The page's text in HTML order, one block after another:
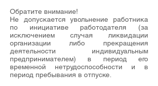
Обратите внимание!
Не допускается увольнение работника
по инициативе работодателя (за
исключением случая ликвидации
организации либо прекращения
деятельности индивидуальным
предпринимателем) в период его
временной нетрудоспособности и в
период пребывания в отпуске.